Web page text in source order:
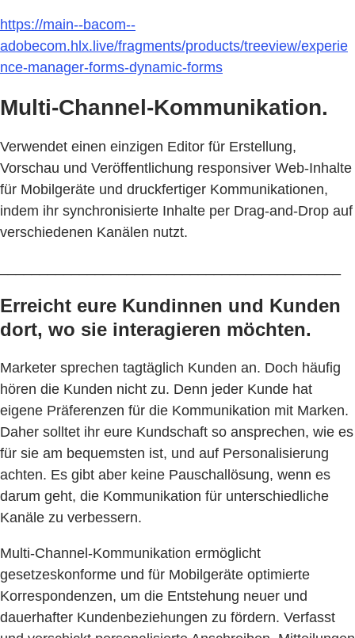
https://main--bacom--
adobecom.hlx.live/fragments/products/treeview/experie
nce-manager-forms-dynamic-forms
Multi-Channel-Kommunikation.
Verwendet einen einzigen Editor für Erstellung,
Vorschau und Veröffentlichung responsiver Web-Inhalte
für Mobilgeräte und druckfertiger Kommunikationen,
indem ihr synchronisierte Inhalte per Drag-and-Drop auf
verschiedenen Kanälen nutzt.
Erreicht eure Kundinnen und Kunden
dort, wo sie interagieren möchten.
Marketer sprechen tagtäglich Kunden an. Doch häufig
hören die Kunden nicht zu. Denn jeder Kunde hat
eigene Präferenzen für die Kommunikation mit Marken.
Daher solltet ihr eure Kundschaft so ansprechen, wie es
für sie am bequemsten ist, und auf Personalisierung
achten. Es gibt aber keine Pauschallösung, wenn es
darum geht, die Kommunikation für unterschiedliche
Kanäle zu verbessern.
Multi-Channel-Kommunikation ermöglicht
gesetzeskonforme und für Mobilgeräte optimierte
Korrespondenzen, um die Entstehung neuer und
dauerhafter Kundenbeziehungen zu fördern. Verfasst